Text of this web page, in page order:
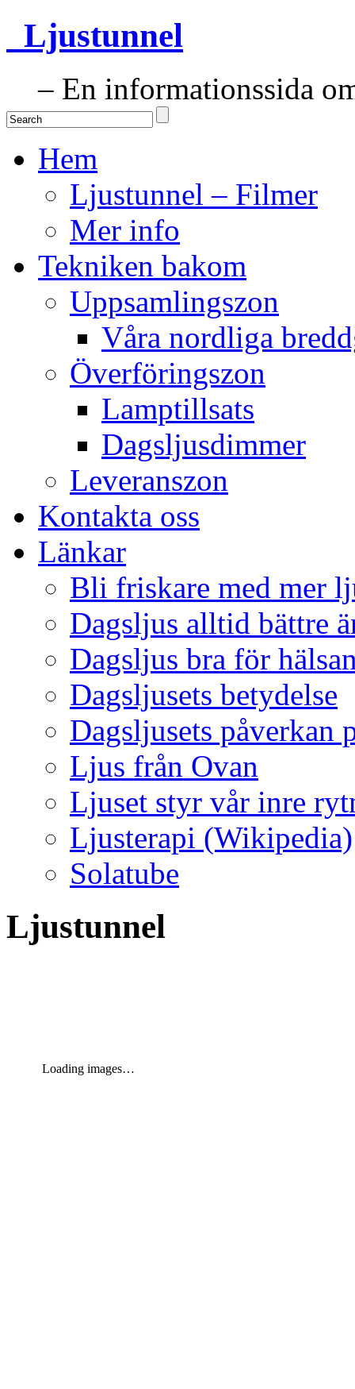
Ljustunnel
– En informationssida
Hem
Ljustunnel – Filmer
Mer info
Tekniken bakom
Uppsamlingszon
Våra nordliga
Överföringszon
Lamptillsats
Dagsljusdimmer
Leveranszon
Kontakta oss
Länkar
Bli friskare med mer
Dagsljus alltid bättre
Dagsljus bra för
Dagsljusets betydelse
Dagsljusets påverkan
Ljus från Ovan
Ljuset styr vår inre
Ljusterapi (Wikipedia)
Solatube
Ljustunnel
Loading images…